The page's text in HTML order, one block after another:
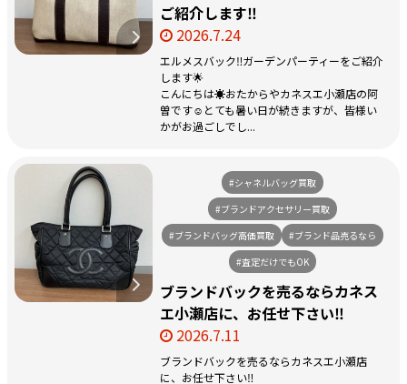
ご紹介します‼️
2026.7.24
エルメスバック‼️ガーデンパーティーをご紹介
します🌟
こんにちは☀️おたからやカネスエ小瀬店の阿
曽です☺️とても暑い日が続きますが、皆様い
かがお過ごしでし...
#シャネルバッグ買取
#ブランドアクセサリー買取
#ブランドバッグ高価買取
#ブランド品売るなら
#査定だけでもOK
ブランドバックを売るならカネス
エ小瀬店に、お任せ下さい‼️
2026.7.11
ブランドバックを売るならカネスエ小瀬店
に、お任せ下さい‼️